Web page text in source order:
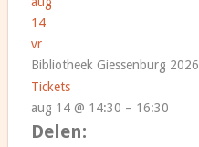
14
vr
Bibliotheek Giessenburg 2026
Tickets
aug 14 @ 14:30 – 16:30
Delen: